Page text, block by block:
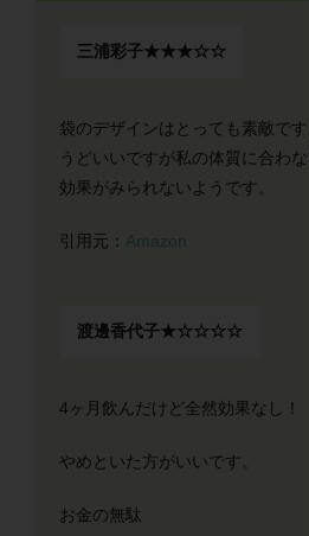
三浦彩子★★★☆☆
袋のデザインはとっても素敵で
うどいいですが私の体質に合わ
効果がみられないようです。
引用元： Amazon
渡邊香代子★☆☆☆☆
4ヶ月飲んだけど全然効果なし！
やめといた方がいいです。
お金の無駄